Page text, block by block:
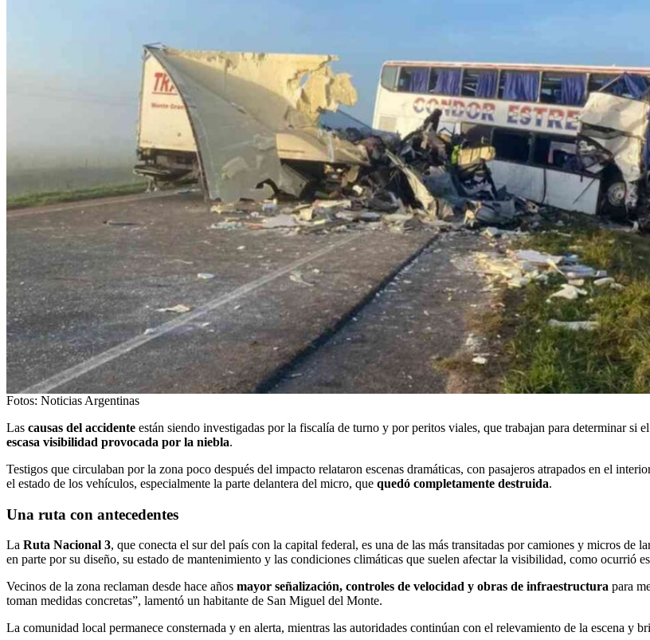
Fotos: Noticias Argentinas
Las causas del accidente están siendo investigadas por la fiscalía de turno y por peritos viales, que trabajan para determinar si
escasa visibilidad provocada por la niebla.
Testigos que circulaban por la zona poco después del impacto relataron escenas dramáticas, con pasajeros atrapados en el
el estado de los vehículos, especialmente la parte delantera del micro, que quedó completamente destruida.
Una ruta con antecedentes
La Ruta Nacional 3, que conecta el sur del país con la capital federal, es una de las más transitadas por camiones y micros de
en parte por su diseño, su estado de mantenimiento y las condiciones climáticas que suelen afectar la visibilidad, como ocurrió
Vecinos de la zona reclaman desde hace años mayor señalización, controles de velocidad y obras de infraestructura para
toman medidas concretas”, lamentó un habitante de San Miguel del Monte.
La comunidad local permanece consternada y en alerta, mientras las autoridades continúan con el relevamiento de la escena y